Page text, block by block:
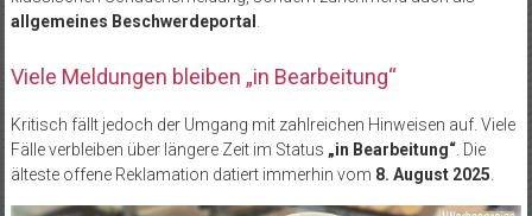
allgemeines Beschwerdeportal .
Viele Meldungen bleiben „in Bearbeitung“
Kritisch fällt jedoch der Umgang mit zahlreichen Hinweisen auf. Viele
Fälle verbleiben über längere Zeit im Status „in Bearbeitung“. Die
älteste offene Reklamation datiert immerhin vom 8. August 2025.